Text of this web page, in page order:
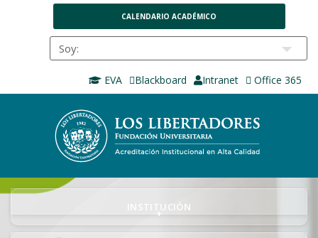
CALENDARIO ACADÉMICO
EVA Blackboard Intranet Office 365
INSTITUCIÓN
+